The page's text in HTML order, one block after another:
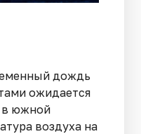
дождь
ожидается
в южной
воздуха на